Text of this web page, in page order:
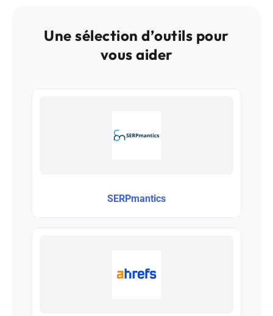
Une sélection d’outils pour
vous aider
SERPmantics